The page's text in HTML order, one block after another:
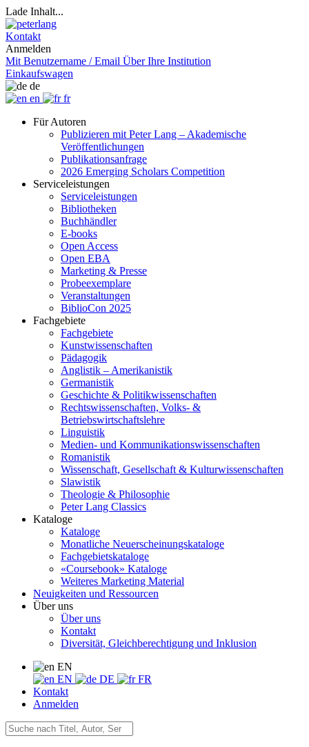
Lade Inhalt...
Kontakt
Anmelden
Mit Benutzername / Email Über Ihre Institution
Einkaufswagen
de
en
fr
Für Autoren
Publizieren mit Peter Lang – Akademische
Veröffentlichungen
Publikationsanfrage
2026 Emerging Scholars Competition
Serviceleistungen
Serviceleistungen
Bibliotheken
Buchhändler
E-books
Open Access
Open EBA
Marketing & Presse
Probeexemplare
Veranstaltungen
BiblioCon 2025
Fachgebiete
Fachgebiete
Kunstwissenschaften
Pädagogik
Anglistik – Amerikanistik
Germanistik
Geschichte & Politikwissenschaften
Rechtswissenschaften, Volks- &
Betriebswirtschaftslehre
Linguistik
Medien- und Kommunikationswissenschaften
Romanistik
Wissenschaft, Gesellschaft & Kulturwissenschaften
Slawistik
Theologie & Philosophie
Peter Lang Classics
Kataloge
Kataloge
Monatliche Neuerscheinungskataloge
Fachgebietskataloge
«Coursebook» Kataloge
Weiteres Marketing Material
Neuigkeiten und Ressourcen
Über uns
Über uns
Kontakt
Diversität, Gleichberechtigung und Inklusion
EN
EN
DE
FR
Kontakt
Anmelden